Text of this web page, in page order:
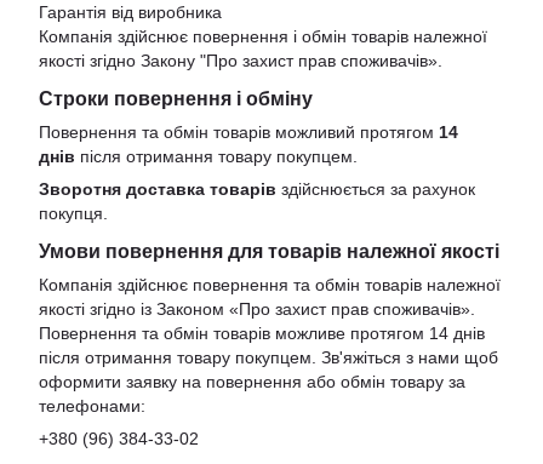
Гарантія від виробника
Компанія здійснює повернення і обмін товарів належної
якості згідно Закону "Про захист прав споживачів»
Строки повернення і обміну
Повернення та обмін товарів можливий протягом 14
днів після отримання товару покупцем.
Зворотня доставка товарів здійснюється за рахунок
покупця.
Умови повернення для товарів належної якості
Компанія здійснює повернення та обмін товарів належної
якості згідно із Законом «Про захист прав споживачів».
Повернення та обмін товарів можливе протягом 14 днів
після отримання товару покупцем. Зв'яжіться з нами щоб
оформити заявку на повернення або обмін товару за
телефонами:
+380 (96) 384-33-02